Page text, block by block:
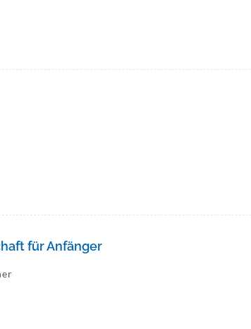
für Anfänger